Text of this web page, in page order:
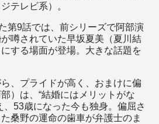
テレビ系）。
第9話では、前シリーズで阿部演
噂されていた早坂夏美（夏川結
する場面が登場。大きな話題を
ら、プライドが高く、おまけに偏
）は、“結婚にはメリットがな
、53歳になった今も独身。偏屈さ
桑野の運命の歯車が弁護士のま